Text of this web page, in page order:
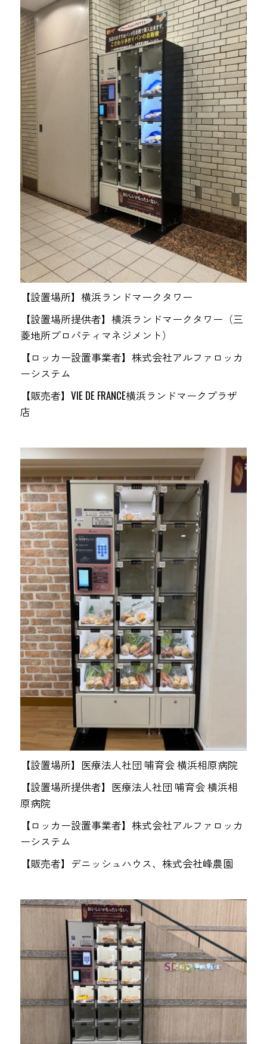
【設置場所】横浜ランドマークタワー
【設置場所提供者】横浜ランドマークタワー（三
菱地所プロパティマネジメント）
【ロッカー設置事業者】株式会社アルファロッカ
ーシステム
【販売者】VIE DE FRANCE横浜ランドマークプラザ
店
【設置場所】医療法人社団 哺育会 横浜相原病院
【設置場所提供者】医療法人社団 哺育会 横浜相
原病院
【ロッカー設置事業者】株式会社アルファロッカ
ーシステム
【販売者】デニッシュハウス、株式会社峰農園